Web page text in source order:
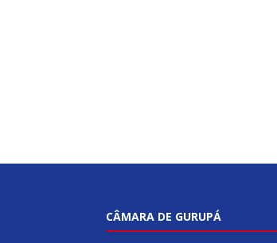
CÂMARA DE GURUPÁ